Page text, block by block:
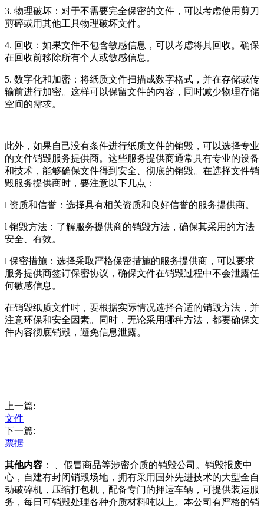
3. 物理破坏：对于不需要完全保密的文件，可以考虑使用剪刀
剪碎或用其他工具物理破坏文件。
4. 回收：如果文件不包含敏感信息，可以考虑将其回收。确保
在回收前移除所有个人或敏感信息。
5. 数字化和加密：将纸质文件扫描成数字格式，并在存储或传
输前进行加密。这样可以保留文件的内容，同时减少物理存储
空间的需求。
此外，如果自己没有条件进行纸质文件的销毁，可以选择专业
的文件销毁服务提供商。这些服务提供商通常具有专业的设备
和技术，能够确保文件得到安全、彻底的销毁。在选择文件销
毁服务提供商时，要注意以下几点：
l 资质和信誉：选择具有相关资质和良好信誉的服务提供商。
l 销毁方法：了解服务提供商的销毁方法，确保其采用的方法
安全、有效。
l 保密措施：选择采取严格保密措施的服务提供商，可以要求
服务提供商签订保密协议，确保文件在销毁过程中不会泄露任
何敏感信息。
在销毁纸质文件时，要根据实际情况选择合适的销毁方法，并
注意环保和安全因素。同时，无论采用哪种方法，都要确保文
件内容彻底销毁，避免信息泄露。
上一篇:
文件
下一篇:
票据
其他内容 ： 、假冒商品等涉密介质的销毁公司。销毁报废中
心，自建有封闭销毁场地，拥有采用国外先进技术的大型全自
动破碎机，压缩打包机，配备专门的押运车辆，可提供装运服
务，每日可销毁处理各种介质材料吨以上。本公司有严格的销